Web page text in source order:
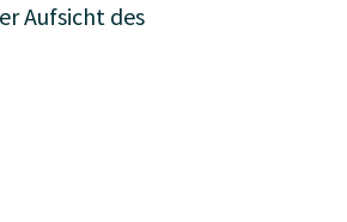
Aufsicht des